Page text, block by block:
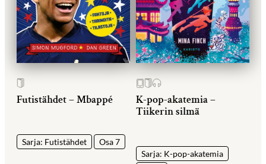
Futistähdet – Mbappé
Sarja: Futistähdet Osa 7
K-pop-akatemia –
Tiikerin silmä
Sarja: K-pop-akatemia